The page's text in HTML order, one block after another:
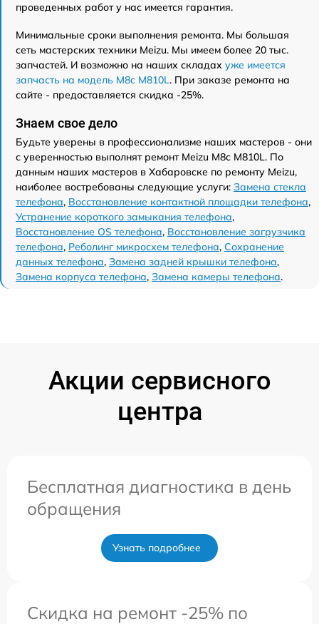
проведенных работ у нас имеется гарантия.
Минимальные сроки выполнения ремонта. Мы большая
сеть мастерских техники Meizu. Мы имеем более 20 тыс.
запчастей. И возможно на наших складах уже имеется
запчасть на модель M8c M810L. При заказе ремонта на
сайте - предоставляется скидка -25%.
Знаем свое дело
Будьте уверены в профессионализме наших мастеров - они
с уверенностью выполнят ремонт Meizu M8c M810L. По
данным наших мастеров в Хабаровске по ремонту Meizu,
наиболее востребованы следующие услуги: Замена стекла
телефона, Восстановление контактной площадки телефона,
Устранение короткого замыкания телефона,
Восстановление OS телефона, Восстановление загрузчика
телефона, Реболинг микросхем телефона, Сохранение
данных телефона, Замена задней крышки телефона,
Замена корпуса телефона, Замена камеры телефона.
Акции сервисного
центра
Бесплатная диагностика в день
обращения
Узнать подробнее
Скидка на ремонт -25% по